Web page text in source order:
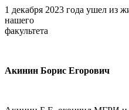
1 декабря 2023 года ушел из
нашего
факультета
Акинин Борис Егорович